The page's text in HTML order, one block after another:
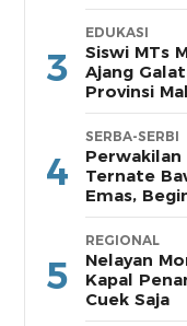
POPDA di
3
EDUKASI
Siswi MTs
Ajang
Provinsi
4
SERBA-SERBI
Ternate
Emas,
5
REGIONAL
Nelayan
Kapal
Cuek Saja